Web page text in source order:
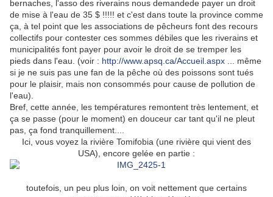
bernaches, l'asso des riverains nous demandede payer un droit
de mise à l'eau de 35 $ !!!!! et c'est dans toute la province comme
ça, à tel point que les associations de pêcheurs font des recours
collectifs pour contester ces sommes débiles que les riverains et
municipalités font payer pour avoir le droit de se tremper les
pieds dans l'eau. (voir : http://www.apsq.ca/Accueil.aspx ... même
si je ne suis pas une fan de la pêche où des poissons sont tués
pour le plaisir, mais non consommés pour cause de pollution de
l'eau).
Bref, cette année, les températures remontent très lentement, et
ça se passe (pour le moment) en douceur car tant qu'il ne pleut
pas, ça fond tranquillement....
Ici, vous voyez la rivière Tomifobia (une rivière qui vient des
USA), encore gelée en partie :
toutefois, un peu plus loin, on voit nettement que certains